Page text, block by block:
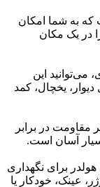
که به شما امکان
در یک مکان
این
یخچال، کمد
مقاومت در برابر
آسان است.
هولدر برای نگهداری
عینک، خودکار یا